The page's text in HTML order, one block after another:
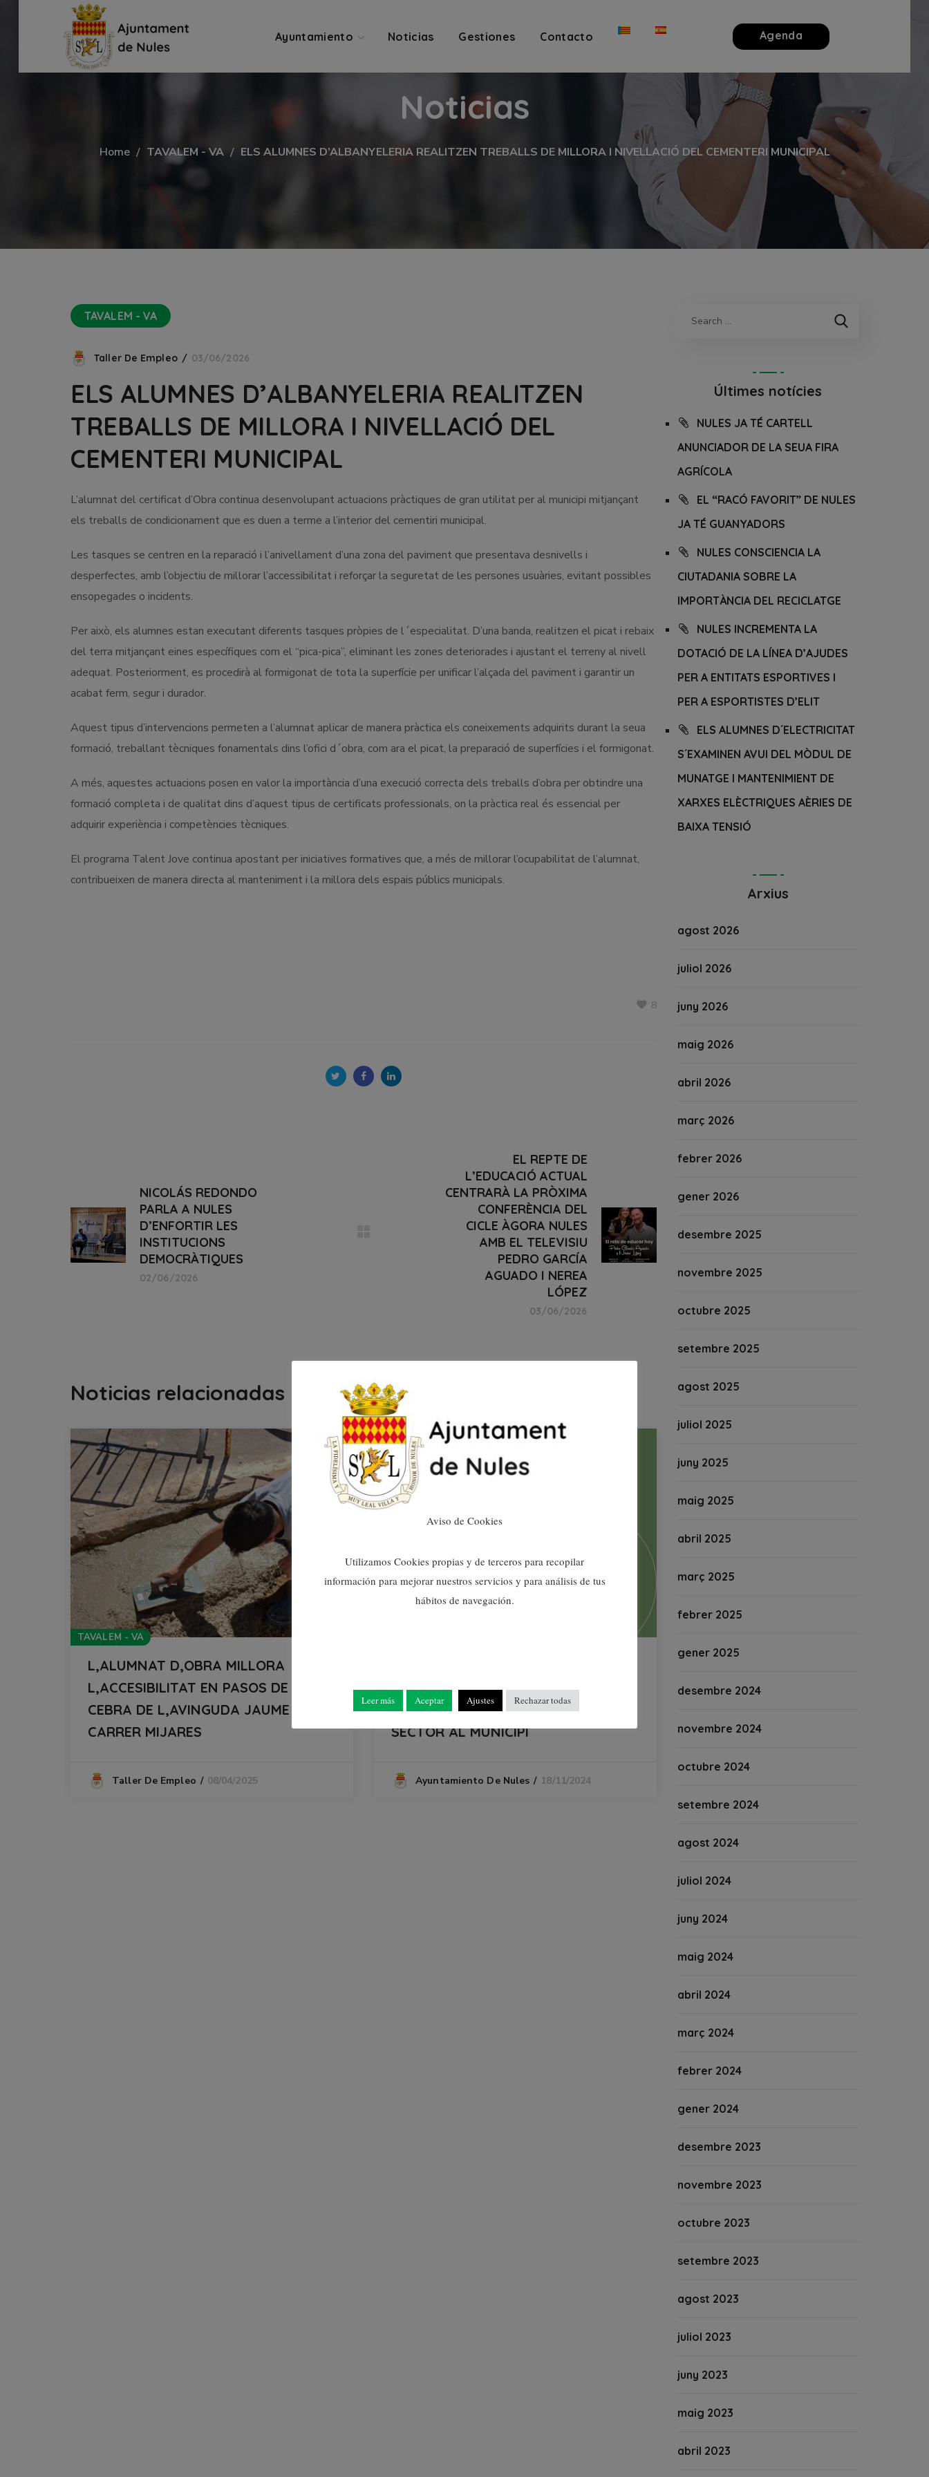
Ayuntamiento Noticias Gestiones Contacto Agenda
Noticias
Home TAVALEM - VA ELS ALUMNES D’ALBANYELERIA REALITZEN TREBALLS DE MILLORA I NIVELLACIÓ DEL CEMENTERI MUNICIPAL
TAVALEM - VA
Taller De Empleo 03/06/2026
ELS ALUMNES D’ALBANYELERIA REALITZEN
TREBALLS DE MILLORA I NIVELLACIÓ DEL
CEMENTERI MUNICIPAL
L’alumnat del certificat d’Obra continua desenvolupant actuacions pràctiques de gran utilitat per al municipi mitjançant
els treballs de condicionament que es duen a terme a l’interior del cementiri municipal.
Les tasques se centren en la reparació i l’anivellament d’una zona del paviment que presentava desnivells i
desperfectes, amb l’objectiu de millorar l’accessibilitat i reforçar la seguretat de les persones usuàries, evitant possibles
ensopegades o incidents.
Per això, els alumnes estan executant diferents tasques pròpies de l´especialitat. D’una banda, realitzen el picat i rebaix
del terra mitjançant eines específiques com el “pica-pica”, eliminant les zones deteriorades i ajustant el terreny al nivell
adequat. Posteriorment, es procedirà al formigonat de tota la superfície per unificar l’alçada del paviment i garantir un
acabat ferm, segur i durador.
Aquest tipus d’intervencions permeten a l’alumnat aplicar de manera pràctica els coneixements adquirits durant la seua
formació, treballant tècniques fonamentals dins l’ofici d´obra, com ara el picat, la preparació de superfícies i el formigonat.
A més, aquestes actuacions posen en valor la importància d’una execució correcta dels treballs d’obra per obtindre una
formació completa i de qualitat dins d’aquest tipus de certificats professionals, on la pràctica real és essencial per
adquirir experiència i competències tècniques.
El programa Talent Jove continua apostant per iniciatives formatives que, a més de millorar l’ocupabilitat de l’alumnat,
contribueixen de manera directa al manteniment i la millora dels espais públics municipals.
8
NICOLÁS REDONDO
PARLA A NULES
D’ENFORTIR LES
INSTITUCIONS
DEMOCRÀTIQUES
02/06/2026
EL REPTE DE
L’EDUCACIÓ ACTUAL
CENTRARÀ LA PRÒXIMA
CONFERÈNCIA DEL
CICLE ÀGORA NULES
AMB EL TELEVISIU
PEDRO GARCÍA
AGUADO I NEREA
LÓPEZ
03/06/2026
Noticias relacionadas
TAVALEM - VA
L,ALUMNAT D,OBRA MILLORA
L,ACCESIBILITAT EN PASOS DE
CEBRA DE L,AVINGUDA JAUME I I
CARRER MIJARES
Taller De Empleo 08/04/2025
AVALUACIÓ DEL COMERÇ LOCAL”
IDENTIFICA LES NECESSITATS DEL
SECTOR AL MUNICIPI
Ayuntamiento De Nules 18/11/2024
Últimes notícies
NULES JA TÉ CARTELL
ANUNCIADOR DE LA SEUA FIRA
AGRÍCOLA
EL “RACÓ FAVORIT” DE NULES
JA TÉ GUANYADORS
NULES CONSCIENCIA LA
CIUTADANIA SOBRE LA
IMPORTÀNCIA DEL RECICLATGE
NULES INCREMENTA LA
DOTACIÓ DE LA LÍNEA D’AJUDES
PER A ENTITATS ESPORTIVES I
PER A ESPORTISTES D’ELIT
ELS ALUMNES D´ELECTRICITAT
S´EXAMINEN AVUI DEL MÒDUL DE
MUNATGE I MANTENIMIENT DE
XARXES ELÈCTRIQUES AÈRIES DE
BAIXA TENSIÓ
Arxius
agost 2026
juliol 2026
juny 2026
maig 2026
abril 2026
març 2026
febrer 2026
gener 2026
desembre 2025
novembre 2025
octubre 2025
setembre 2025
agost 2025
juliol 2025
juny 2025
maig 2025
abril 2025
març 2025
febrer 2025
gener 2025
desembre 2024
novembre 2024
octubre 2024
setembre 2024
agost 2024
juliol 2024
juny 2024
maig 2024
abril 2024
març 2024
febrer 2024
gener 2024
desembre 2023
novembre 2023
octubre 2023
setembre 2023
agost 2023
juliol 2023
juny 2023
maig 2023
abril 2023
Aviso de Cookies
Utilizamos Cookies propias y de terceros para recopilar
información para mejorar nuestros servicios y para análisis de tus
hábitos de navegación.
Leer más Aceptar Ajustes Rechazar todas